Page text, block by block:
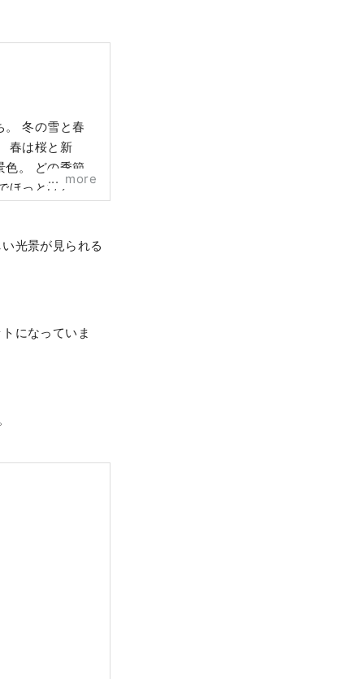
。 冬の雪と春
色。 どの季節
してくれま
more
光景が見られる
になっていま